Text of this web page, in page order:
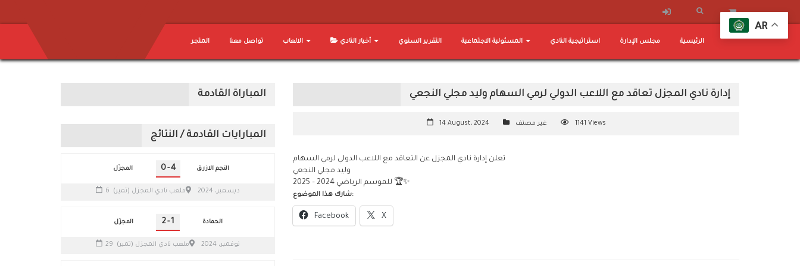
المتجر تواصل معنا التقرير السنوي استراتيجية النادي مجلس الإدارة الرئيسية
إدارة نادي المجزل تعاقد مع اللاعب الدولي لرمي السهام وليد مجلي النجعي
14 August، 2024 غير مصنف 1141 Views
تعلن إدارة نادي المجزل عن التعاقد مع اللاعب الدولي لرمي السهام
وليد مجلي النجعي
للموسم الرياضي 2024 – 2025 🏆✨
شارك هذا الموضوع:
Facebook X
المباراة القادمة
المبارايات القادمة / النتائج
المجزّل 0-4 النجم الازرق
6 ديسمبر، 2024 ملعب نادي المجزل (تمير)
المجزّل 2-1 الحمادة
29 نوفمبر، 2024 ملعب نادي المجزل (تمير)
AR